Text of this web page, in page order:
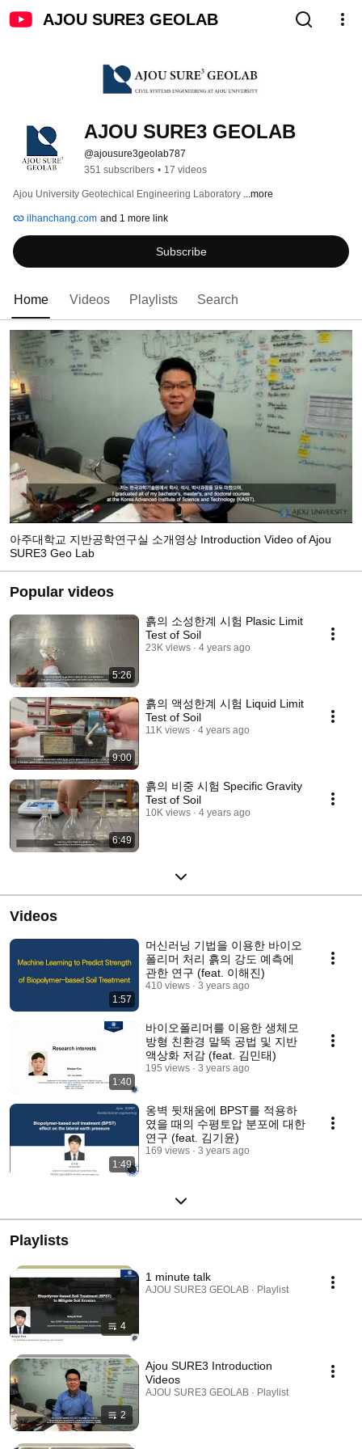
AJOU SURE3 GEOLAB
AJOU SURE3 GEOLAB
@ajousure3geolab787
351 subscribers • 17 videos
Ajou University Geotechical Engineering Laboratory ...more
ilhanchang.com and 1 more link
Subscribe
Home Videos Playlists Search
아주대학교 지반공학연구실 소개영상 Introduction Video of Ajou
SURE3 Geo Lab
Popular videos
5:26
흙의 소성한계 시험 Plasic Limit
Test of Soil
23K views 4 years ago
9:00
흙의 액성한계 시험 Liquid Limit
Test of Soil
11K views 4 years ago
6:49
흙의 비중 시험 Specific Gravity
Test of Soil
10K views 4 years ago
Videos
1:57
머신러닝 기법을 이용한 바이오
폴리머 처리 흙의 강도 예측에
관한 연구 (feat. 이해진)
410 views 3 years ago
1:40
바이오폴리머를 이용한 생체모
방형 친환경 말뚝 공법 및 지반
액상화 저감 (feat. 김민태)
195 views 3 years ago
1:49
옹벽 뒷채움에 BPST를 적용하
였을 때의 수평토압 분포에 대한
연구 (feat. 김기윤)
169 views 3 years ago
Playlists
4
1 minute talk
AJOU SURE3 GEOLAB · Playlist
2
Ajou SURE3 Introduction
Videos
AJOU SURE3 GEOLAB · Playlist